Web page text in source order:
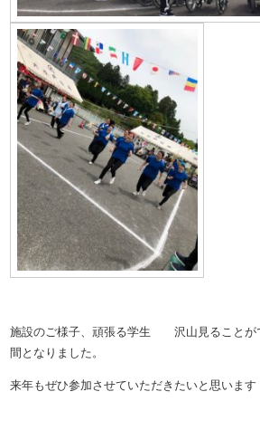
施設のご様子、頑張る学生 沢山見ることが
間となりました。
来年もぜひ参加させていただきたいと思います